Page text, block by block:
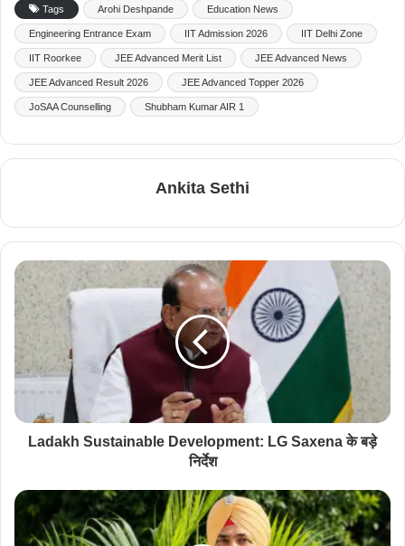
Tags Arohi Deshpande Education News
Engineering Entrance Exam IIT Admission 2026 IIT Delhi Zone
IIT Roorkee JEE Advanced Merit List JEE Advanced News
JEE Advanced Result 2026 JEE Advanced Topper 2026
JoSAA Counselling Shubham Kumar AIR 1
Ankita Sethi
Ladakh Sustainable Development: LG Saxena के बड़े
निर्देश